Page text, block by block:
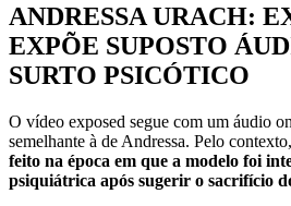
ANDRESSA URACH:
EXPÕE SUPOSTO
SURTO PSICÓTICO
O vídeo exposed segue com um áudio
semelhante à de Andressa. Pelo contexto,
feito na época em que a modelo foi
psiquiátrica após sugerir o sacrifício